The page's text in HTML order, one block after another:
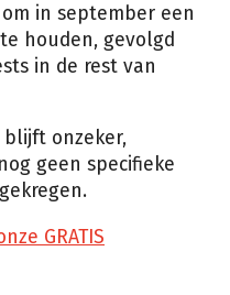
in september een
houden, gevolgd
in de rest van
blijft onzeker,
geen specifieke
GRATIS